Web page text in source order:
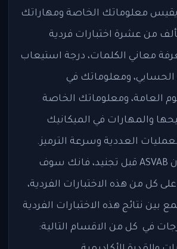
يقيس معلوماتك الخاصة ومهاراتك
من عشرة اختبارات فردية
معاني الكلمات، درجة استيعاب
الحسابي، ومعلوماتك في
العامة، ومعلوماتك الخاصة
والمهارات في الميكانيك
العددية وسرعة الترميز.
عندما تأخذ امتحان ASVAB قبل تجنيد، فانك سوف
كل من هذه الاختبارات الفردية،
بين نتائج هذه الاختبارات الفردية
في كل من الاقسام التالية: